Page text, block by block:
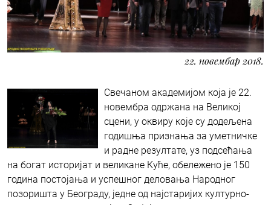
22. новембар 2018.
Свечаном академијом која је 22.
новембра одржана на Великој
сцени, у оквиру које су додељена
годишња признања за уметничке
и радне резултате, уз подсећања
на богат историјат и великане Куће, обележено је 150
година постојања и успешног деловања Народног
позоришта у Београду, једне од најстаријих културно-